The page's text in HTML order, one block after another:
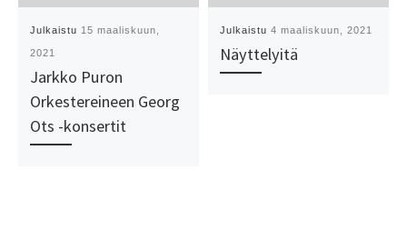
Julkaistu 15 maaliskuun,
2021
Jarkko Puron
Orkestereineen Georg
Ots -konsertit
Julkaistu4 maaliskuun, 2021
Näyttelyitä